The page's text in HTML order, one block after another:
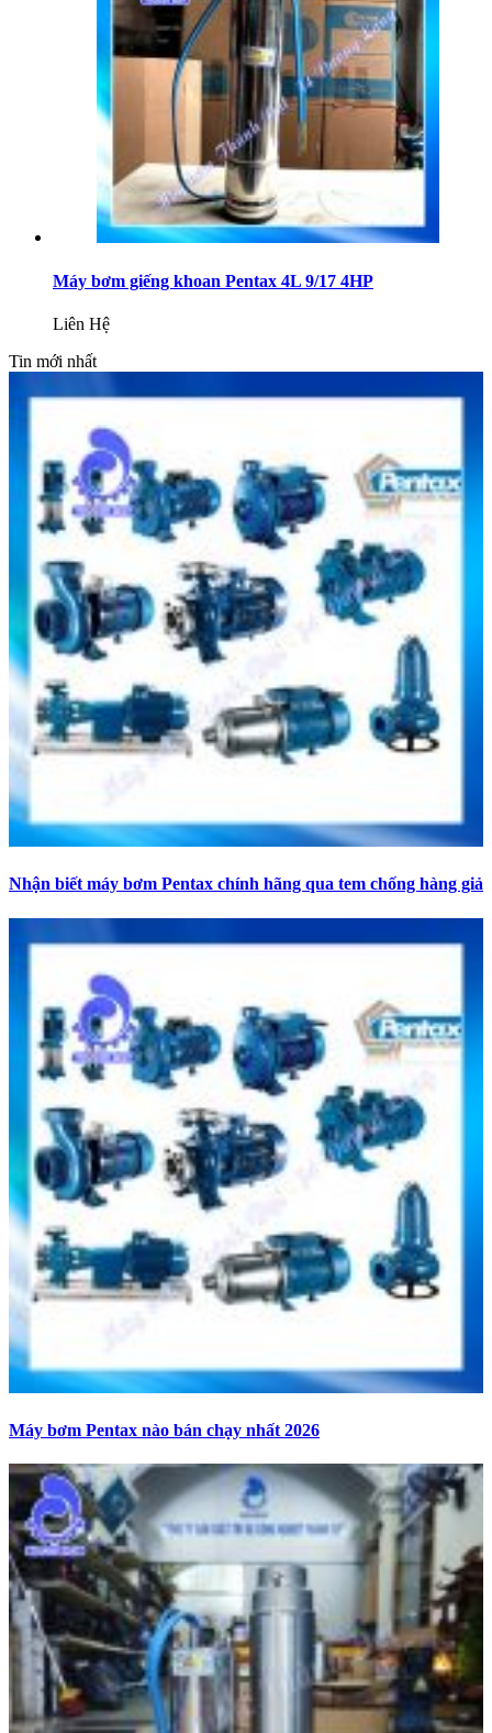
Máy bơm giếng khoan Pentax 4L 9/17 4HP
Liên Hệ
Tin mới nhất
Nhận biết máy bơm Pentax chính hãng qua tem chống hàng giả
Máy bơm Pentax nào bán chạy nhất 2026